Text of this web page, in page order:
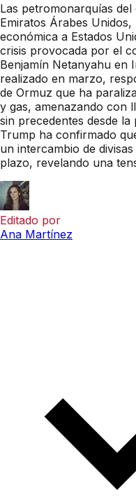
Las petromonarquías
Emiratos Árabes
económica a Estados
crisis provocada por el
Benjamín Netanyahu en
realizado en marzo,
de Ormuz que ha
y gas, amenazando con
sin precedentes desde la
Trump ha confirmado
un intercambio de
plazo, revelando una
Editado por
Ana Martínez